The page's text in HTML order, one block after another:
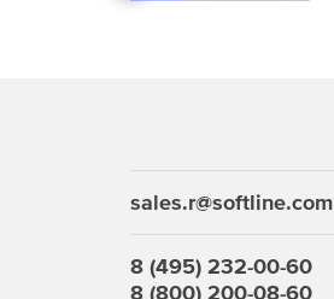
sales.r@softline.com
8 (495) 232-00-60
8 (800) 200-08-60